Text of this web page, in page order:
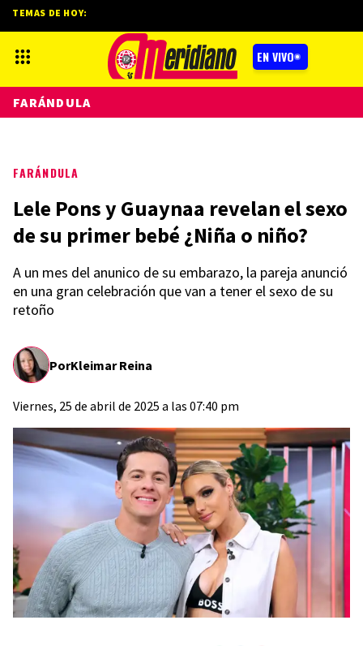
FARÁNDULA
Lele Pons y Guaynaa revelan el sexo
de su primer bebé ¿Niña o niño?
A un mes del anunico de su embarazo, la pareja anunció
en una gran celebración que van a tener el sexo de su
retoño
PorKleimar Reina
Viernes, 25 de abril de 2025 a las 07:40 pm
TEMAS DE HOY:
EN VIVO
FARÁNDULA